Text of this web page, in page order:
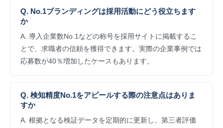
Q. No.1ブランディングは採用活動にどう役立ちます
か
A. 導入企業数No.1などの称号を採用サイトに掲載するこ
とで、求職者の信頼を獲得できます。実際の企業事例では
応募数が40％増加したケースもあります。
Q. 検知精度No.1をアピールする際の注意点はありま
すか
A. 根拠となる検証データを定期的に更新し、第三者評価